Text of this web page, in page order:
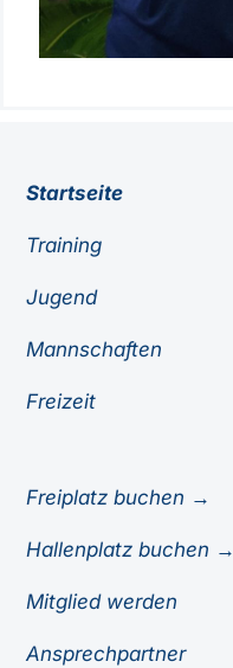
Startseite
Training
Jugend
Mannschaften
Freizeit
Freiplatz buchen →
Hallenplatz buchen →
Mitglied werden
Ansprechpartner